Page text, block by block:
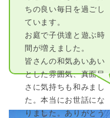
ちの良い毎日を過ごし
ています。
お庭で子供達と遊ぶ時
間が増えました。
皆さんの和気あいあい
とした雰囲気、真面目
さに気持ちも和みまし
た。本当にお世話にな
りました。ありがとう